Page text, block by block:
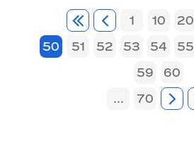
1 10 20
50
51 52 53 54 55
59
60
...
70